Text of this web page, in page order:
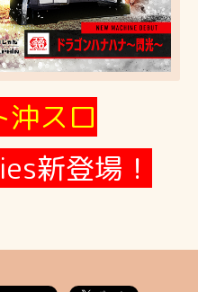
沖スロ
新登場！